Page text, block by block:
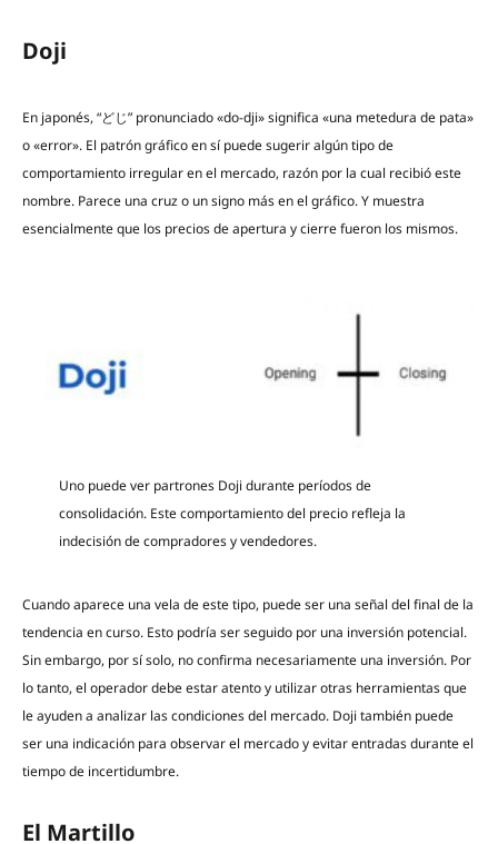
Doji
En japonés, “どじ” pronunciado «do-dji» significa «una metedura de pata»
o «error». El patrón gráfico en sí puede sugerir algún tipo de
comportamiento irregular en el mercado, razón por la cual recibió este
nombre. Parece una cruz o un signo más en el gráfico. Y muestra
esencialmente que los precios de apertura y cierre fueron los mismos.
Uno puede ver partrones Doji durante períodos de
consolidación. Este comportamiento del precio refleja la
indecisión de compradores y vendedores.
Cuando aparece una vela de este tipo, puede ser una señal del final de la
tendencia en curso. Esto podría ser seguido por una inversión potencial.
Sin embargo, por sí solo, no confirma necesariamente una inversión. Por
lo tanto, el operador debe estar atento y utilizar otras herramientas que
le ayuden a analizar las condiciones del mercado. Doji también puede
ser una indicación para observar el mercado y evitar entradas durante el
tiempo de incertidumbre.
El Martillo